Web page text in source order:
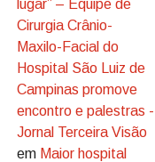
lugar” – Equipe de
Cirurgia Crânio-
Maxilo-Facial do
Hospital São Luiz de
Campinas promove
encontro e palestras -
Jornal Terceira Visão
em Maior hospital